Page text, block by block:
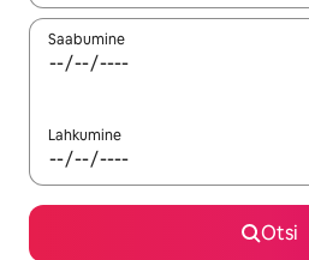
Saabumine
Lahkumine
Otsi